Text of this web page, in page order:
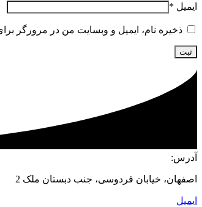
ایمیل *
ذخیره نام، ایمیل و وبسایت من در مرورگر
آدرس:
اصفهان، خیابان فردوسی، جنب دبستان ملک 2
ایمیل